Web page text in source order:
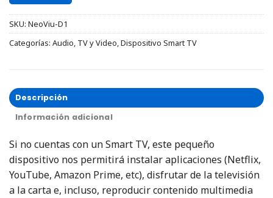
SKU: NeoViu-D1
Categorías: Audio, TV y Video,Dispositivo Smart TV
Descripción
Información adicional
Si no cuentas con un Smart TV, este pequeño
dispositivo nos permitirá instalar aplicaciones (Netflix,
YouTube, Amazon Prime, etc), disfrutar de la televisión
a la carta e, incluso, reproducir contenido multimedia